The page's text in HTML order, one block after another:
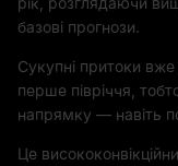
базові прогнози.
Сукупні притоки
перше півріччя,
напрямку — навіть
Це